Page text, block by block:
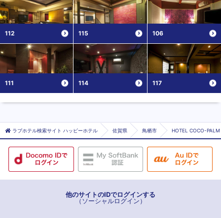
112 115 106
111 114 117
ラブホテル検索サイト ハッピーホテル 佐賀県 鳥栖市 HOTEL COCO-
他のサイトのIDでログインする
（ソーシャルログイン）